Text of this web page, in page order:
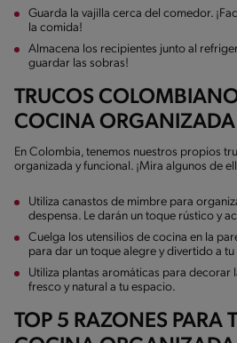
Guarda la vajilla cerca del comedor.
la comida!
Almacena los recipientes junto al
guardar las sobras!
TRUCOS
COCINA ORGANIZADA
En Colombia, tenemos nuestros propios
organizada y funcional. ¡Mira algunos de
Utiliza canastos de mimbre para
despensa. Le darán un toque rústico y
Cuelga los utensilios de cocina en la
para dar un toque alegre y divertido a
Utiliza plantas aromáticas para decorar
fresco y natural a tu espacio.
TOP 5 RAZONES PARA